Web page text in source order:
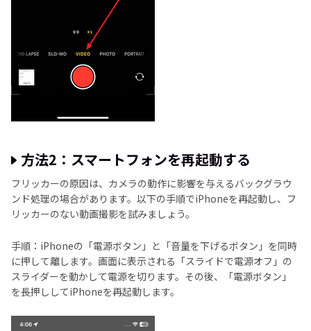
方法2：スマートフォンを再起動する
フリッカーの原因は、カメラの動作に影響を与えるバックグラウ
ンド処理の場合があります。以下の手順でiPhoneを再起動し、フ
リッカーのない動画撮影を試みましょう。
手順：iPhoneの「電源ボタン」と「音量を下げるボタン」を同時
に押して離します。画面に表示される「スライドで電源オフ」の
スライダーを動かして電源を切ります。その後、「電源ボタン」
を長押ししてiPhoneを再起動します。